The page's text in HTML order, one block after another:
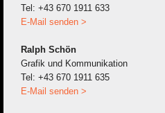
Tel: +43 670 1911 633
E-Mail senden >
Ralph Schön
Grafik und Kommunikation
Tel: +43 670 1911 635
E-Mail senden >